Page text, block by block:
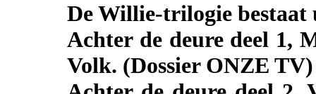
De Willie-trilogie bestaat
Achter de deure deel 1,
Volk. (Dossier ONZE TV)